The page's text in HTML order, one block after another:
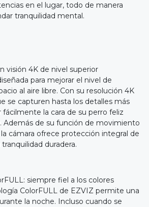
en el lugar, todo de manera
tranquilidad mental.
visión 4K de nivel superior
para mejorar el nivel de
al aire libre. Con su resolución 4K
se capturen hasta los detalles más
fácilmente la cara de su perro feliz
Además de su función de movimiento
cámara ofrece protección integral de
duradera.
siempre fiel a los colores
ColorFULL de EZVIZ permite una
la noche. Incluso cuando se